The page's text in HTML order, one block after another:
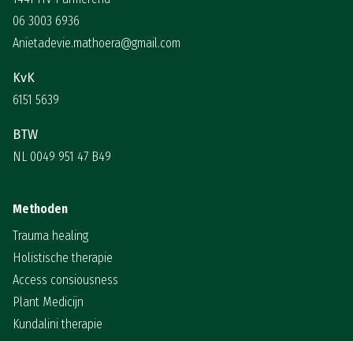
06 3003 6936
Anietadevie.mathoera@gmail.com
KvK
6151 5639
BTW
NL 0049 951 47 B49
Methoden
Trauma healing
Holistische therapie
Access consiousness
Plant Medicijn
Kundalini therapie